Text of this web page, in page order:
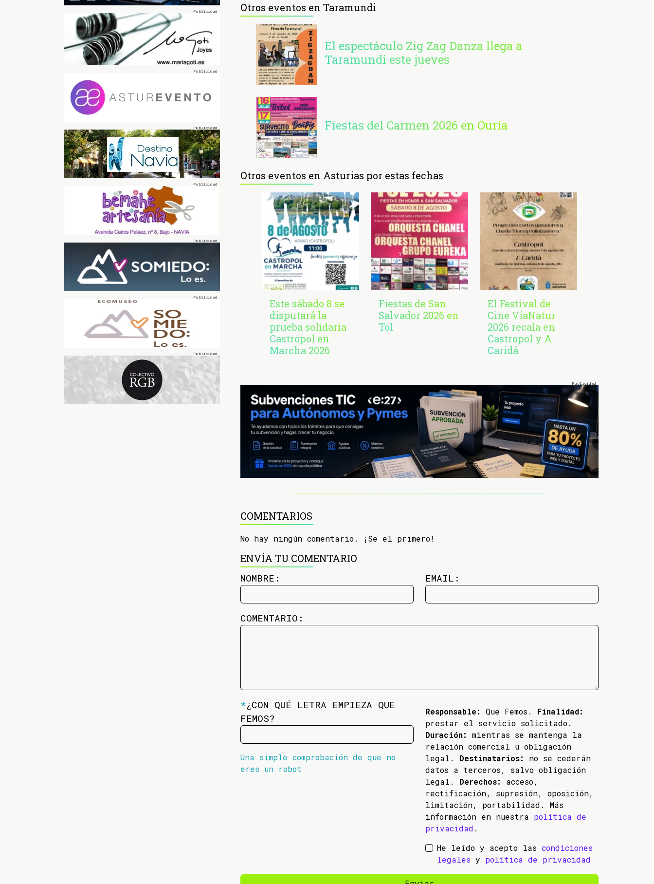
Otros eventos en Taramundi
El espectáculo Zig Zag Danza llega a
Taramundi este jueves
Fiestas del Carmen 2026 en Ouria
Otros eventos en Asturias por estas fechas
Este sábado 8 se
disputará la
prueba solidaria
Castropol en
Marcha 2026
Fiestas de San
Salvador 2026 en
Tol
El Festival de
Cine VíaNatur
2026 recala en
Castropol y A
Caridá
COMENTARIOS
No hay ningún comentario. ¡Se el primero!
ENVÍA TU COMENTARIO
NOMBRE: EMAIL:
COMENTARIO:
*¿CON QUÉ LETRA EMPIEZA QUE
FEMOS?
Una simple comprobación de que no
eres un robot
Responsable: Que Femos. Finalidad:
prestar el servicio solicitado.
Duración:
mientras se mantenga la
relación comercial u obligación
legal. Destinatarios:
no se cederán
datos a terceros, salvo obligación
legal. Derechos:
acceso,
rectificación, supresión, oposición,
limitación, portabilidad. Más
información en nuestra política de
privacidad .
He leído y acepto las condiciones
legales y política de privacidad